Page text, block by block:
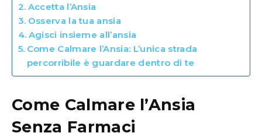
Accetta l’Ansia
Osserva la tua ansia
Agisci insieme all’ansia
Come Calmare l’Ansia: L’unica strada
percorribile è guardare dentro di te
Come Calmare l’Ansia
Senza Farmaci